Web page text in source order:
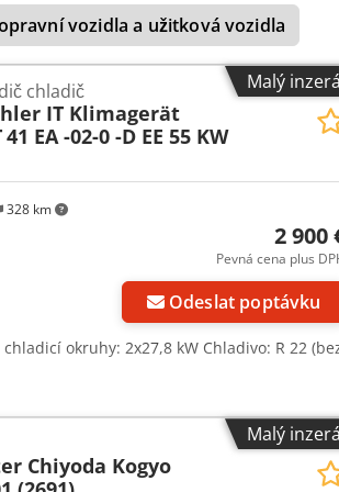
díky naší velké skladové kapacitě můžeme
prosím kontaktujte. Vystavujeme faktury
So: zavřeno
vozidla a užitková vozidla
Malý
328 km
chladič
IT Klimagerät
41 EA -02-0 -D EE 55 KW
2 900
Pevná cena plus
Odeslat poptávku
chladicí okruhy: 2x27,8 kW Chladivo: R 22
Malý
Chiyoda Kogyo